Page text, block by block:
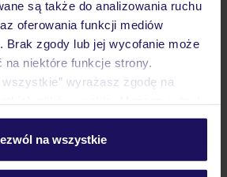
są także do analizowania ruchu
oferowania funkcji mediów
Brak zgody lub jej wycofanie może
na niektóre funkcje strony.
wyrażasz zgodę na
wybór wchodząc w zakładkę
o plikach cookie znajdziesz
na wszystkie
osobę zgłaszającą?
TUI?
otrzymam karty